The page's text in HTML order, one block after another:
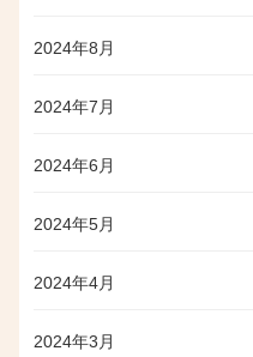
2024年8月
2024年7月
2024年6月
2024年5月
2024年4月
2024年3月